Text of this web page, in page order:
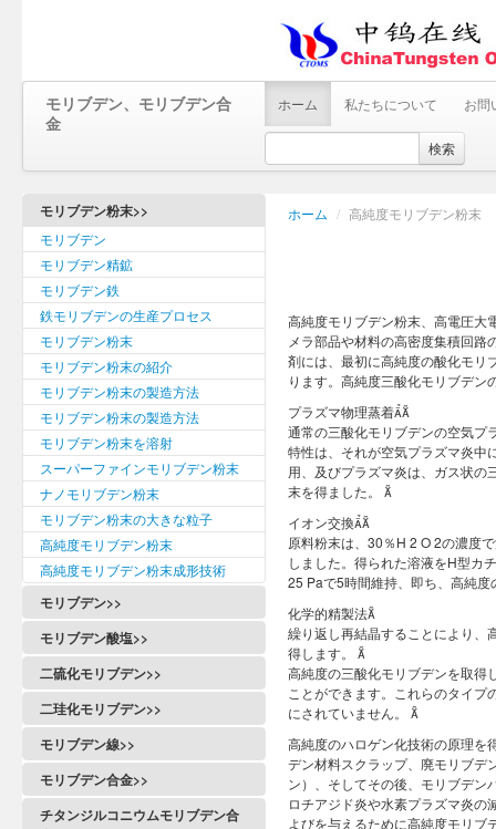
モリブデン、モリブデン合
金
ホーム 私たちについて お問
検索
モリブデン粉末>>
モリブデン
モリブデン精鉱
モリブデン鉄
鉄モリブデンの生産プロセス
モリブデン粉末
モリブデン粉末の紹介
モリブデン粉末の製造方法
モリブデン粉末の製造方法
モリブデン粉末を溶射
スーパーファインモリブデン粉末
ナノモリブデン粉末
モリブデン粉末の大きな粒子
高純度モリブデン粉末
高純度モリブデン粉末成形技術
モリブデン>>
モリブデン酸塩>>
二硫化モリブデン>>
二珪化モリブデン>>
モリブデン線>>
モリブデン合金>>
チタンジルコニウムモリブデン合
ホーム / 高純度モリブデン粉末
高純度モリブデン粉末、高電圧大
メラ部品や材料の高密度集積回
剤には、最初に高純度の酸化モリ
ります。高純度三酸化モリブデ
プラズマ物理蒸着
通常の三酸化モリブデンの空気プ
特性は、それが空気プラズマ炎中
用、及びプラズマ炎は、ガス状の
末を得ました。 
イオン交換
原料粉末は、30％H 2 O 2の濃度
しました。得られた溶液をH型カ
25 Paで5時間維持、即ち、高純
化学的精製法
繰り返し再結晶することにより、
得します。 
高純度の三酸化モリブデンを取得
ことができます。これらのタイ
にされていません。 
高純度のハロゲン化技術の原理を
デン材料スクラップ、廃モリブデ
ン）、そしてその後、モリブデ
ロチアジド炎や水素プラズマ炎
よびを与えるために高純度モリブ